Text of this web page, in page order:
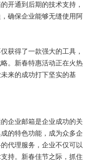
开通到后期的技术支持，
确保企业能够无缝使用阿
获得了一款强大的工具，
。新春特惠活动正在火热
来的成功打下坚实的基
企业邮箱是企业成功的关
的特色功能，成为众多企
代理服务，企业不仅可以
持。新春佳节之际，抓住